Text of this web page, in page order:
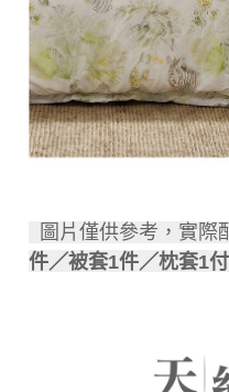
圖片僅供參考，實際
件／被套1件／枕套1